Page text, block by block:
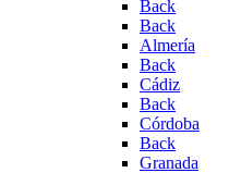
Back
Back
Almería
Back
Cádiz
Back
Córdoba
Back
Granada